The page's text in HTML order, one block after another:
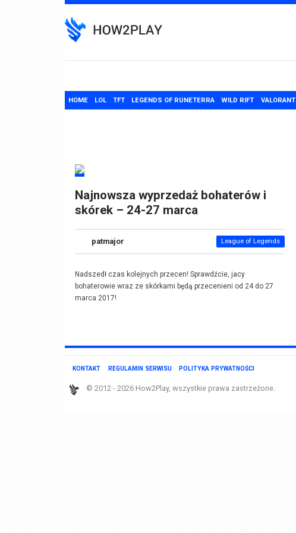
to
content
HOME LOL TFT LEGENDS OF RUNETERRA WILD RIFT VALORANT
Najnowsza wyprzedaż bohaterów i
skórek – 24-27 marca
patmajor League of Legends
Nadszedł czas kolejnych przecen! Sprawdźcie, jacy
bohaterowie wraz ze skórkami będą przecenieni od 24 do 27
marca 2017!
KONTAKT REGULAMIN SERWISU POLITYKA PRYWATNOŚCI
© 2012 - 2026 How2Play, wszystkie prawa zastrzeżone.